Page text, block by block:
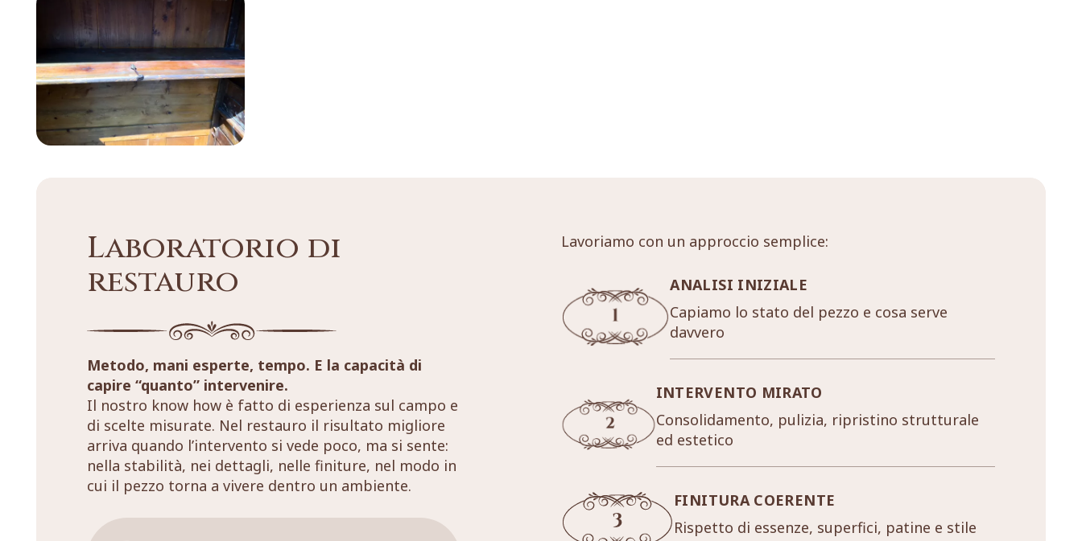
Laboratorio di
restauro
Metodo, mani esperte, tempo. E la capacità di
capire “quanto” intervenire.
Il nostro know how è fatto di esperienza sul campo e
di scelte misurate. Nel restauro il risultato migliore
arriva quando l’intervento si vede poco, ma si sente:
nella stabilità, nei dettagli, nelle finiture, nel modo in
cui il pezzo torna a vivere dentro un ambiente.
Lavoriamo con un approccio semplice:
ANALISI INIZIALE
Capiamo lo stato del pezzo e cosa serve
davvero
INTERVENTO MIRATO
Consolidamento, pulizia, ripristino strutturale
ed estetico
FINITURA COERENTE
Rispetto di essenze, superfici, patine e stile